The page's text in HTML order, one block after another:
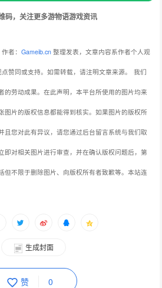
码，关注更多游物语游戏资讯
作者：Gameib.cn 整理发表，文章内容系作者个人观
赞同或支持。如需转载，请注明文章来源。 我们
的劳动成果。在此声明，本平台所使用的图片均来
图片的版权信息都能得到核实。如果图片的版权所
且您对此有异议，请您通过后台留言系统与我们取
即对相关图片进行审查，并在确认版权问题后，第
但不限于删除图片、向版权所有者致歉等。本站连
生成封面
赞 0